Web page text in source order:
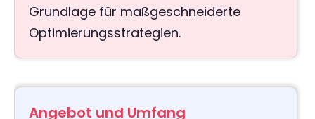
Grundlage für maßgeschneiderte
Optimierungsstrategien.
Angebot und Umfang